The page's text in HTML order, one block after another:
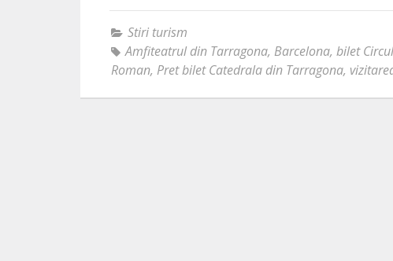
Stiri turism
Amfiteatrul din Tarragona, Barcelona, bilet
Roman, Pret bilet Catedrala din Tarragona,